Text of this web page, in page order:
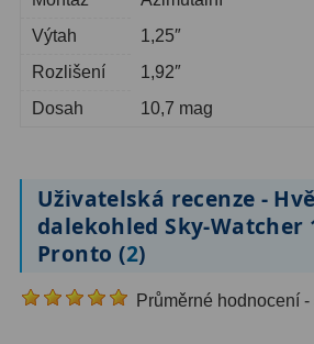
Výtah
Rozlišení
Dosah
1,25″
1,92″
10,7 mag
Uživatelská recenze -
dalekohled Sky-Watcher
Pronto (2)
Průměrné hodnocení -